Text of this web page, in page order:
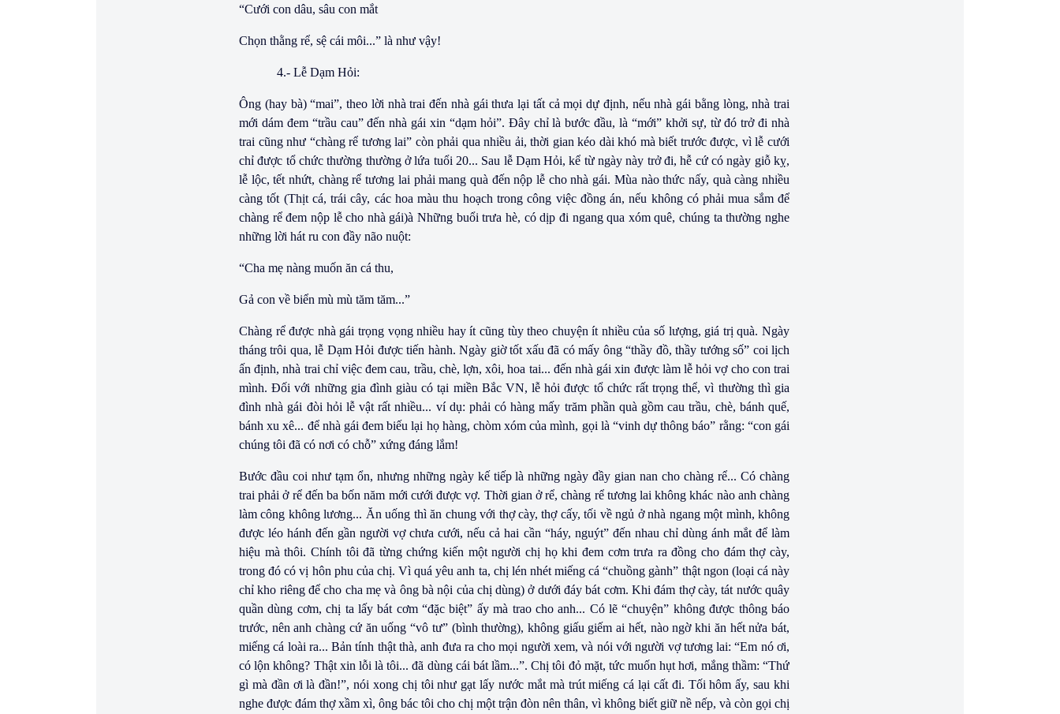
“Cưới con dâu, sâu con mắt
Chọn thằng rể, sệ cái môi...” là như vậy!
4.- Lễ Dạm Hỏi:
Ông (hay bà) “mai”, theo lời nhà trai đến nhà gái thưa lại tất cả mọi dự định, nếu nhà gái bằng lòng, nhà trai
mới dám đem “trầu cau” đến nhà gái xin “dạm hỏi”. Ðây chỉ là bước đầu, là “mới” khởi sự, từ đó trở đi nhà
trai cũng như “chàng rể tương lai” còn phải qua nhiều ải, thời gian kéo dài khó mà biết trước được, vì lễ cưới
chỉ được tổ chức thường thường ở lứa tuổi 20... Sau lễ Dạm Hỏi, kể từ ngày này trở đi, hễ cứ có ngày giỗ kỵ,
lễ lộc, tết nhứt, chàng rể tương lai phải mang quà đến nộp lễ cho nhà gái. Mùa nào thức nấy, quà càng nhiều
càng tốt (Thịt cá, trái cây, các hoa màu thu hoạch trong công việc đồng án, nếu không có phải mua sắm để
chàng rể đem nộp lễ cho nhà gái)à Những buổi trưa hè, có dịp đi ngang qua xóm quê, chúng ta thường nghe
những lời hát ru con đầy não nuột:
“Cha mẹ nàng muốn ăn cá thu,
Gả con về biển mù mù tăm tăm...”
Chàng rể được nhà gái trọng vọng nhiều hay ít cũng tùy theo chuyện ít nhiều của số lượng, giá trị quà. Ngày
tháng trôi qua, lễ Dạm Hỏi được tiến hành. Ngày giờ tốt xấu đã có mấy ông “thầy đồ, thầy tướng số” coi lịch
ấn định, nhà trai chỉ việc đem cau, trầu, chè, lợn, xôi, hoa tai... đến nhà gái xin được làm lễ hỏi vợ cho con trai
mình. Ðối với những gia đình giàu có tại miền Bắc VN, lễ hỏi được tổ chức rất trọng thể, vì thường thì gia
đình nhà gái đòi hỏi lễ vật rất nhiều... ví dụ: phải có hàng mấy trăm phần quà gồm cau trầu, chè, bánh quế,
bánh xu xê... để nhà gái đem biếu lại họ hàng, chòm xóm của mình, gọi là “vinh dự thông báo” rằng: “con gái
chúng tôi đã có nơi có chỗ” xứng đáng lắm!
Bước đầu coi như tạm ổn, nhưng những ngày kế tiếp là những ngày đầy gian nan cho chàng rể... Có chàng
trai phải ở rể đến ba bốn năm mới cưới được vợ. Thời gian ở rể, chàng rể tương lai không khác nào anh chàng
làm công không lương... Ăn uống thì ăn chung với thợ cày, thợ cấy, tối về ngủ ở nhà ngang một mình, không
được léo hánh đến gần người vợ chưa cưới, nếu cả hai cần “háy, nguýt” đến nhau chỉ dùng ánh mắt để làm
hiệu mà thôi. Chính tôi đã từng chứng kiến một người chị họ khi đem cơm trưa ra đồng cho đám thợ cày,
trong đó có vị hôn phu của chị. Vì quá yêu anh ta, chị lén nhét miếng cá “chuồng gành” thật ngon (loại cá này
chỉ kho riêng để cho cha mẹ và ông bà nội của chị dùng) ở dưới đáy bát cơm. Khi đám thợ cày, tát nước quây
quần dùng cơm, chị ta lấy bát cơm “đặc biệt” ấy mà trao cho anh... Có lẽ “chuyện” không được thông báo
trước, nên anh chàng cứ ăn uống “vô tư” (bình thường), không giấu giếm ai hết, nào ngờ khi ăn hết nửa bát,
miếng cá loài ra... Bản tính thật thà, anh đưa ra cho mọi người xem, và nói với người vợ tương lai: “Em nó ơi,
có lộn không? Thật xin lỗi là tôi... đã dùng cái bát lầm...”. Chị tôi đỏ mặt, tức muốn hụt hơi, mắng thầm: “Thứ
gì mà đần ơi là đần!”, nói xong chị tôi như gạt lấy nước mắt mà trút miếng cá lại cất đi. Tối hôm ấy, sau khi
nghe được đám thợ xầm xì, ông bác tôi cho chị một trận đòn nên thân, vì không biết giữ nề nếp, và còn gọi chị